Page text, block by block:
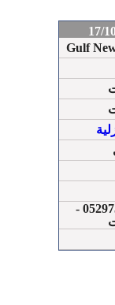
Gulf
هاتف : 0529759992 -